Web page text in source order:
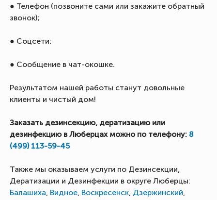
● Телефон (позвоните сами или закажите обратный
звонок);
● Соцсети;
● Сообщение в чат-окошке.
Результатом нашей работы станут довольные
клиенты и чистый дом!
Заказать дезинсекцию, дератизацию или
дезинфекцию в Люберцах можно по телефону: 8
(499) 113-59-45
Также мы оказываем услуги по Дезинсекции,
Дератизации и Дезинфекции в округе Люберцы:
Балашиха, Видное, Воскресенск, Дзержинский,